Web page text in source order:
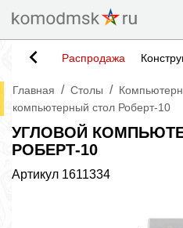
Распродажа
Главная / Столы /
компьютерный стол Роберт-10
УГЛОВОЙ
РОБЕРТ-10
Артикул 1611334